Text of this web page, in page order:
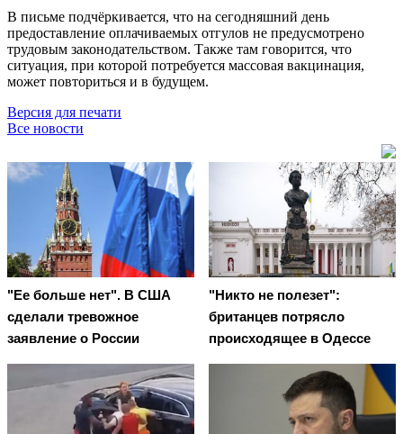
В письме подчёркивается, что на сегодняшний день
предоставление оплачиваемых отгулов не предусмотрено
трудовым законодательством. Также там говорится, что
ситуация, при которой потребуется массовая вакцинация,
может повториться и в будущем.
Версия для печати
Все новости
"Ее больше нет". В США
сделали тревожное
заявление о России
"Никто не полезет":
британцев потрясло
происходящее в Одессе